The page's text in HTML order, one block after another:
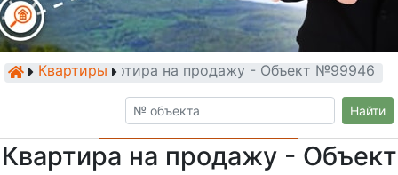
КвартирыКвартира на продажу - Объект №99946
Найти
Квартира на продажу - Объект